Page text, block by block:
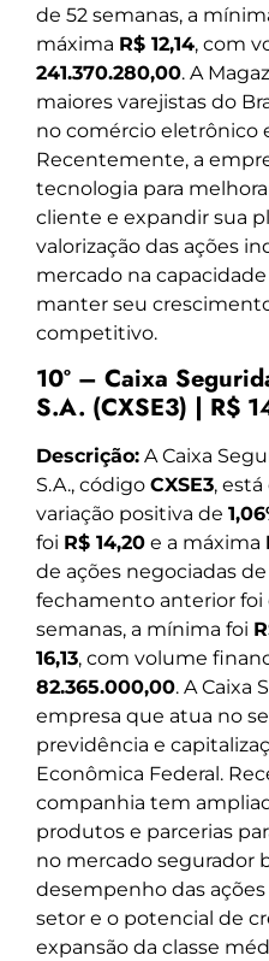
de 52 semanas, a
máxima R$ 12,14, com
241.370.280,00. A
maiores varejistas do
no comércio eletrônico
Recentemente, a
tecnologia para
cliente e expandir sua
valorização das ações
mercado na
manter seu
competitivo.
10º – Caixa
S.A. (CXSE3) | R$
Descrição: A Caixa
S.A., código CXSE3,
variação positiva de
foi R$ 14,20 e a máxima
de ações negociadas de
fechamento anterior foi
semanas, a mínima foi
16,13, com volume
82.365.000,00. A Caixa
empresa que atua no
previdência e
Econômica Federal.
companhia tem
produtos e parcerias
no mercado segurador
desempenho das
setor e o potencial de
expansão da classe